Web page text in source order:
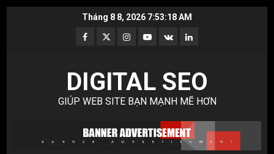
Tháng 8 8, 2026 7:53:19 AM
Facebook
TwitterInstagram
Youtube
VK LinkedIn
DIGITAL SEO
GIÚP WEB SITE BẠN MẠNH MẼ HƠN